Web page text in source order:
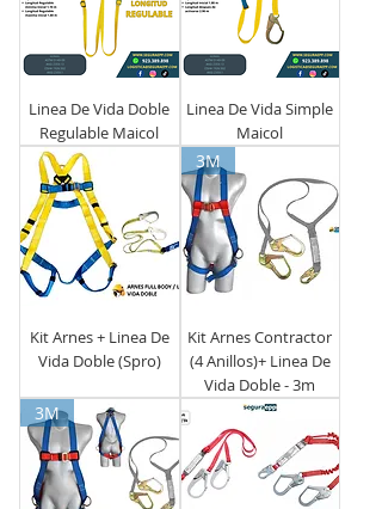
Linea De Vida Doble
Regulable Maicol
Linea De Vida Simple
Maicol
Kit Arnes + Linea De
Vida Doble (Spro)
3M
Kit Arnes Contractor
(4 Anillos)+ Linea De
Vida Doble - 3m
3M